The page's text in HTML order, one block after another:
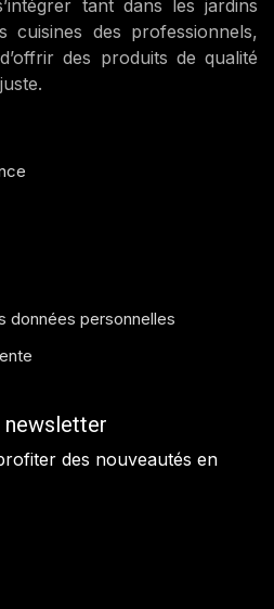
tant dans les jardins
cuisines des professionnels,
des produits de qualité
données personnelles
newsletter
des nouveautés en